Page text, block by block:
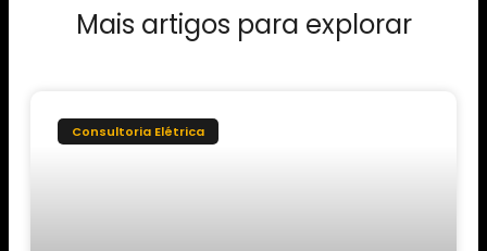
Mais artigos para explorar
Consultoria Elétrica